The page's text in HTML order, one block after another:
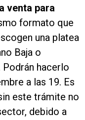
venta para
formato que
una platea
Baja o
Podrán hacerlo
a las 19. Es
este trámite no
debido a